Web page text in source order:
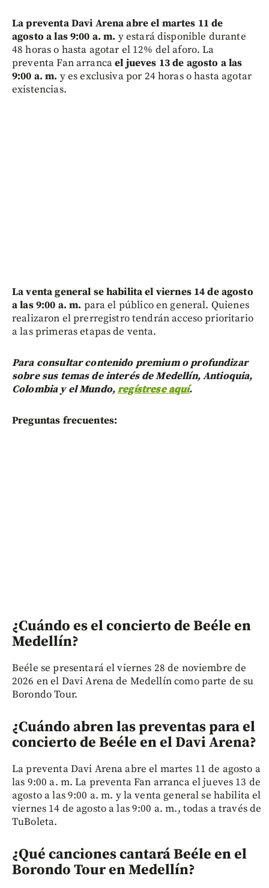
La preventa Davi Arena abre el martes 11 de
agosto a las 9:00 a. m. y estará disponible durante
48 horas o hasta agotar el 12% del aforo. La
preventa Fan arrancael jueves 13 de agosto a las
9:00 a. m. y es exclusiva por 24 horas o hasta agotar
existencias.
La venta general se habilita el viernes 14 de agosto
a las 9:00 a. m. para el público en general. Quienes
realizaron el prerregistro tendrán acceso prioritario
a las primeras etapas de venta.
Para consultar contenido premium o profundizar
sobre sus temas de interés de Medellín, Antioquia,
Colombia y el Mundo,regístrese aquí.
Preguntas frecuentes:
¿Cuándo es el concierto de Beéle en
Medellín?
Beéle se presentará el viernes 28 de noviembre de
2026 en el Davi Arena de Medellín como parte de su
Borondo Tour.
¿Cuándo abren las preventas para el
concierto de Beéle en el Davi Arena?
La preventa Davi Arena abre el martes 11 de agosto a
las 9:00 a. m. La preventa Fan arranca el jueves 13 de
agosto a las 9:00 a. m. y la venta general se habilita el
viernes 14 de agosto a las 9:00 a. m., todas a través de
TuBoleta.
¿Qué canciones cantará Beéle en el
Borondo Tour en Medellín?